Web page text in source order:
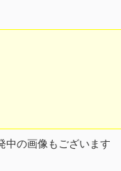
中の画像もございます